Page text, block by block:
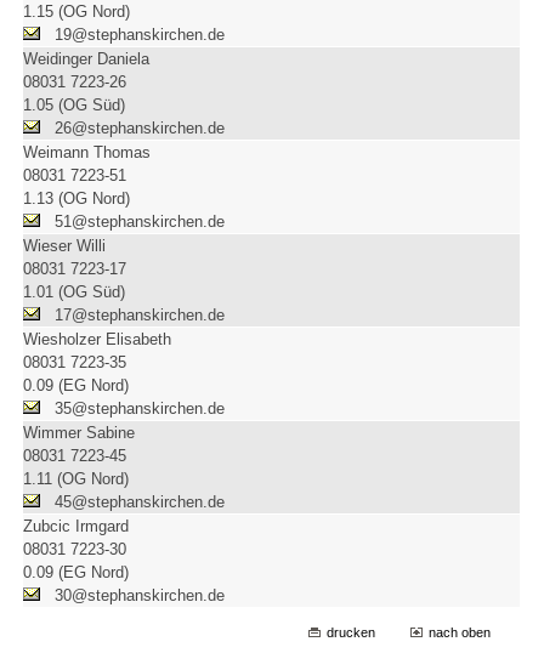
1.15 (OG Nord)
19@stephanskirchen.de
Weidinger Daniela
08031 7223-26
1.05 (OG Süd)
26@stephanskirchen.de
Weimann Thomas
08031 7223-51
1.13 (OG Nord)
51@stephanskirchen.de
Wieser Willi
08031 7223-17
1.01 (OG Süd)
17@stephanskirchen.de
Wiesholzer Elisabeth
08031 7223-35
0.09 (EG Nord)
35@stephanskirchen.de
Wimmer Sabine
08031 7223-45
1.11 (OG Nord)
45@stephanskirchen.de
Zubcic Irmgard
08031 7223-30
0.09 (EG Nord)
30@stephanskirchen.de
drucken nach oben